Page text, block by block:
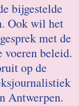
bijgestelde
Ook wil het
met de
voeren beleid.
op de
Antwerpen.